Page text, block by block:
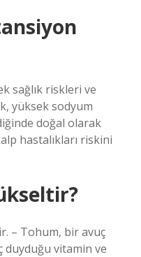
sağlık riskleri ve
yüksek sodyum
doğal olarak
hastalıkları riskini
– Tohum, bir avuç
vitamin ve